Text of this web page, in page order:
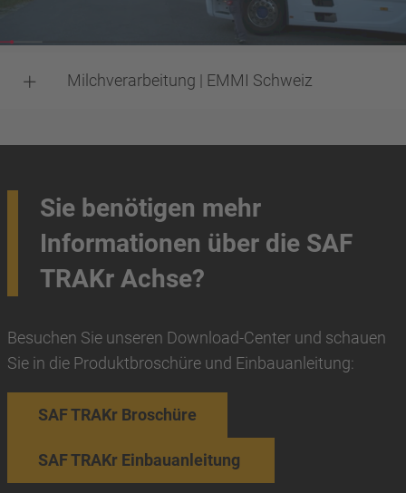
Milchverarbeitung | EMMI Schweiz
Sie benötigen mehr
Informationen über die SAF
TRAKr Achse?
Besuchen Sie unseren Download-Center und schauen
Sie in die Produktbroschüre und Einbauanleitung:
SAF TRAKr Broschüre
SAF TRAKr Einbauanleitung